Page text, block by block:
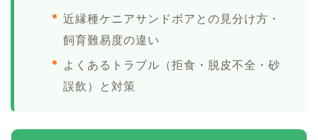
近縁種ケニアサンドボアとの見分け方・
飼育難易度の違い
よくあるトラブル（拒食・脱皮不全・砂
誤飲）と対策